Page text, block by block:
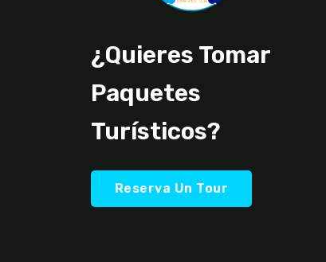
¿Quieres Tomar
Paquetes
Turísticos?
Reserva Un Tour